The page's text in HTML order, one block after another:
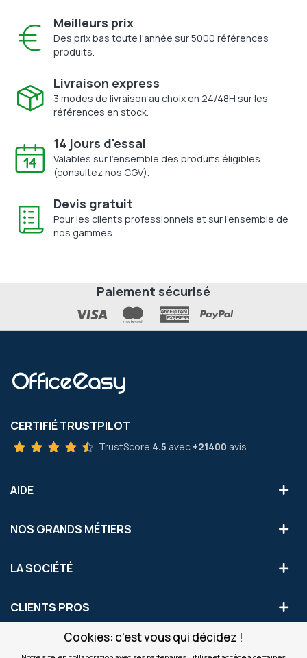
Cookies: c'est vous qui décidez !
Meilleurs prix
Des prix bas toute l'année sur 5000 références
produits.
Livraison express
3 modes de livraison au choix en 24/48H sur les
références en stock.
14 jours d'essai
Valables sur l'ensemble des produits éligibles
(consultez nos CGV).
Devis gratuit
Pour les clients professionnels et sur l'ensemble de
nos gammes.
Paiement sécurisé
CERTIFIÉ TRUSTPILOT
TrustScore 4.5 avec +21400 avis
AIDE
NOS GRANDS MÉTIERS
LA SOCIÉTÉ
CLIENTS PROS
S'INSCRIRE AUX OFFRES COMMERCIALES